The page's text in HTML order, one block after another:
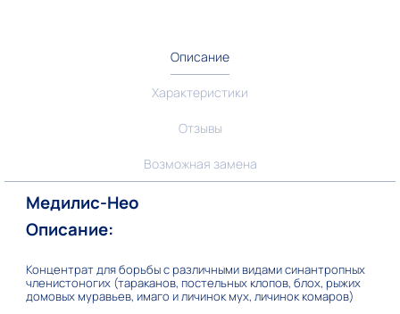
Описание
Характеристики
Отзывы
Возможная замена
Медилис-Нео
Описание:
Концентрат для борьбы с различными видами синантропных
членистоногих (тараканов, постельных клопов, блох, рыжих
домовых муравьев, имаго и личинок мух, личинок комаров)